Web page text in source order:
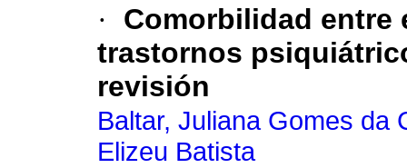
·
Comorbilidad entre
trastornos
revisión
Baltar, Juliana Gomes da
Elizeu Batista